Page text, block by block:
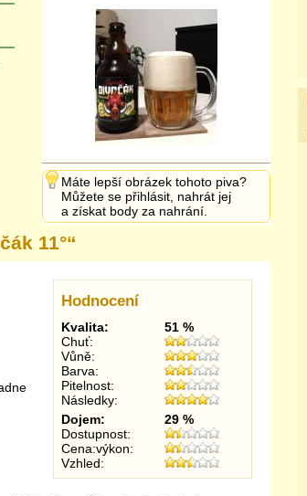
Máte lepší obrázek tohoto piva?
Můžete se přihlásit, nahrát jej
a získat body za nahrání.
11°“
Hodnocení
Kvalita:
51 %
Chuť:
Vůně:
Barva:
Pitelnost:
Následky:
Dojem:
29 %
Dostupnost:
Cena:výkon:
Vzhled: